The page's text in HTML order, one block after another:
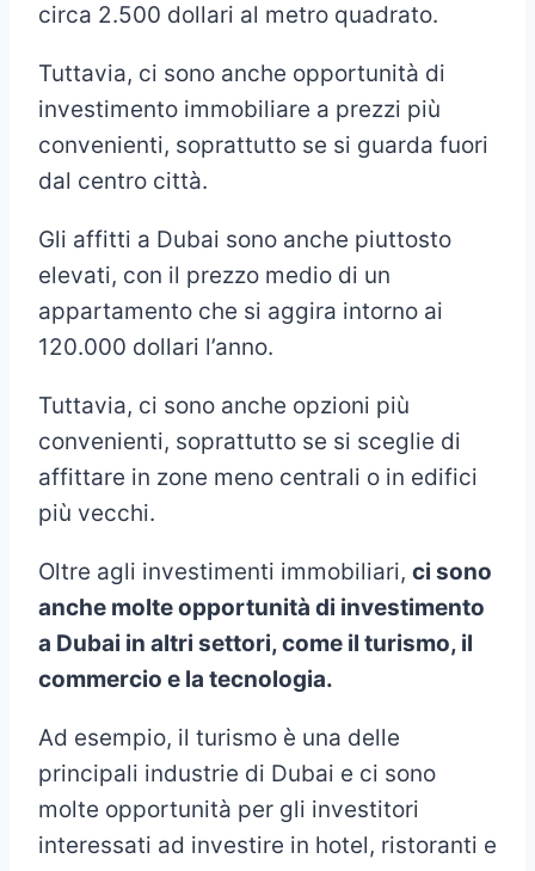
circa 2.500 dollari al metro quadrato.
Tuttavia, ci sono anche opportunità di
investimento immobiliare a prezzi più
convenienti, soprattutto se si guarda fuori
dal centro città.
Gli affitti a Dubai sono anche piuttosto
elevati, con il prezzo medio di un
appartamento che si aggira intorno ai
120.000 dollari l’anno.
Tuttavia, ci sono anche opzioni più
convenienti, soprattutto se si sceglie di
affittare in zone meno centrali o in edifici
più vecchi.
Oltre agli investimenti immobiliari, ci sono
anche molte opportunità di investimento
a Dubai in altri settori, come il turismo, il
commercio e la tecnologia.
Ad esempio, il turismo è una delle
principali industrie di Dubai e ci sono
molte opportunità per gli investitori
interessati ad investire in hotel, ristoranti e